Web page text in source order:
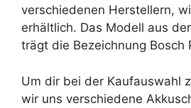
verschiedenen Herstellern,
erhältlich. Das Modell aus
trägt die Bezeichnung Bosch
Um dir bei der Kaufauswahl
wir uns verschiedene